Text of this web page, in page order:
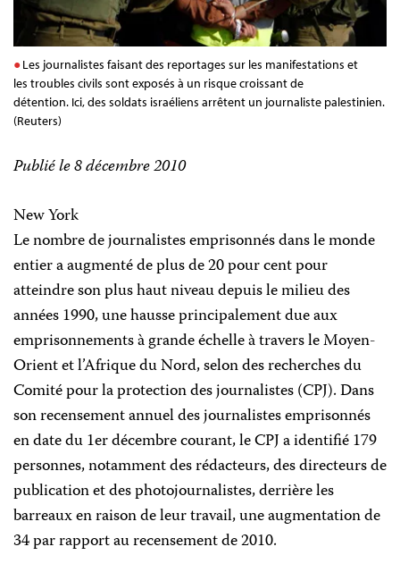
Les journalistes faisant des reportages sur les manifestations et
les troubles civils sont exposés à un risque croissant de
détention. Ici, des soldats israéliens arrêtent un journaliste palestinien.
(Reuters)
Publié le 8 décembre 2010
New York
Le nombre de journalistes emprisonnés dans le monde
entier a augmenté de plus de 20 pour cent pour
atteindre son plus haut niveau depuis le milieu des
années 1990, une hausse principalement due aux
emprisonnements à grande échelle à travers le Moyen-
Orient et l’Afrique du Nord, selon des recherches du
Comité pour la protection des journalistes (CPJ). Dans
son recensement annuel des journalistes emprisonnés
en date du 1er décembre courant, le CPJ a identifié 179
personnes, notamment des rédacteurs, des directeurs de
publication et des photojournalistes, derrière les
barreaux en raison de leur travail, une augmentation de
34 par rapport au recensement de 2010.